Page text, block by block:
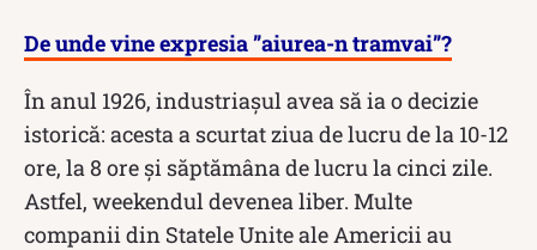
De unde vine expresia ”aiurea-n tramvai”?
În anul 1926, industriașul avea să ia o decizie
istorică: acesta a scurtat ziua de lucru de la 10-12
ore, la 8 ore și săptămâna de lucru la cinci zile.
Astfel, weekendul devenea liber. Multe
companii din Statele Unite ale Americii au